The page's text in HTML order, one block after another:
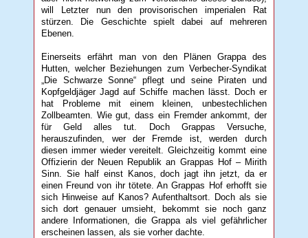
will Letzter nun den provisorischen imperialen Rat
stürzen. Die Geschichte spielt dabei auf mehreren
Ebenen.
Einerseits erfährt man von den Plänen Grappa des
Hutten, welcher Beziehungen zum Verbecher-Syndikat
„Die Schwarze Sonne“ pflegt und seine Piraten und
Kopfgeldjäger Jagd auf Schiffe machen lässt. Doch er
hat Probleme mit einem kleinen, unbestechlichen
Zollbeamten. Wie gut, dass ein Fremder ankommt, der
für Geld alles tut. Doch Grappas Versuche,
herauszufinden, wer der Fremde ist, werden durch
diesen immer wieder vereitelt. Gleichzeitig kommt eine
Offizierin der Neuen Republik an Grappas Hof – Mirith
Sinn. Sie half einst Kanos, doch jagt ihn jetzt, da er
einen Freund von ihr tötete. An Grappas Hof erhofft sie
sich Hinweise auf Kanos? Aufenthaltsort. Doch als sie
sich dort genauer umsieht, bekommt sie noch ganz
andere Informationen, die Grappa als viel gefährlicher
erscheinen lassen, als sie vorher dachte.